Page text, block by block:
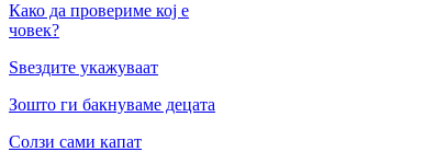
Како да провериме кој е
човек?
Ѕвездите укажуваат
Зошто ги бакнуваме децата
Солзи сами капат